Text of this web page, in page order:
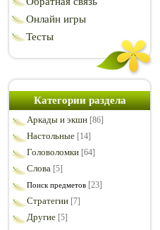
Онлайн игры
Тесты
Категории раздела
Аркады и экшн [86]
Настольные [14]
Головоломки [64]
Слова [5]
Поиск предметов [23]
Стратегии [7]
Другие [5]